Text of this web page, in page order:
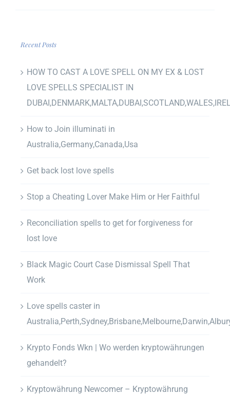
Recent Posts
HOW TO CAST A LOVE SPELL ON MY EX & LOST
LOVE SPELLS SPECIALIST IN
How to Join illuminati in
Australia,Germany,Canada,Usa
Get back lost love spells
Stop a Cheating Lover Make Him or Her Faithful
Reconciliation spells to get for forgiveness for
lost love
Black Magic Court Case Dismissal Spell That
Work
Love spells caster in
Krypto Fonds Wkn | Wo werden kryptowährungen
gehandelt?
Kryptowährung Newcomer – Kryptowährung